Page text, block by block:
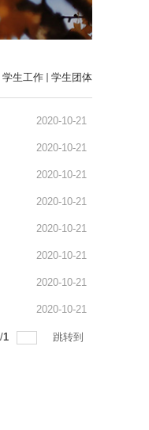
学生工作 学生团体
2020-10-21
2020-10-21
2020-10-21
2020-10-21
2020-10-21
2020-10-21
2020-10-21
2020-10-21
/1 跳转到